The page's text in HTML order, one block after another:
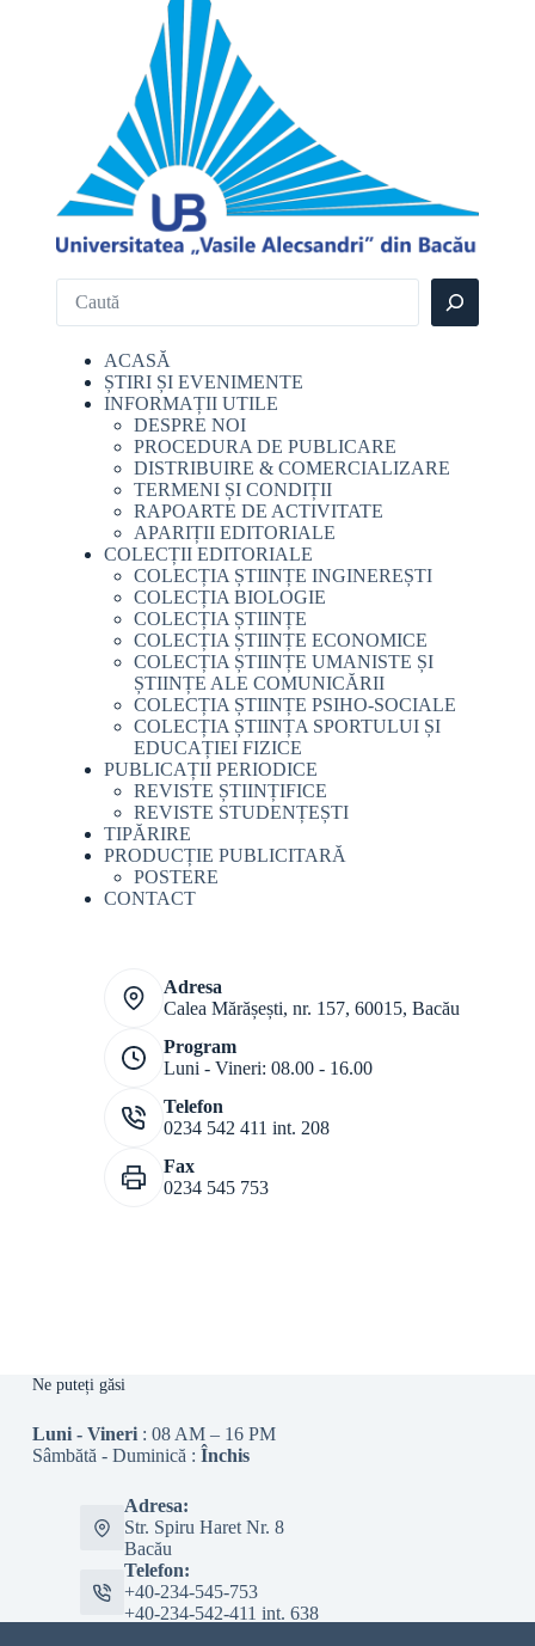
ACASĂ
ȘTIRI ȘI EVENIMENTE
INFORMAȚII UTILE
DESPRE NOI
PROCEDURA DE PUBLICARE
DISTRIBUIRE & COMERCIALIZARE
TERMENI ȘI CONDIȚII
RAPOARTE DE ACTIVITATE
APARIȚII EDITORIALE
COLECȚII EDITORIALE
COLECȚIA ȘTIINȚE INGINEREȘTI
COLECȚIA BIOLOGIE
COLECȚIA ȘTIINȚE
COLECȚIA ȘTIINȚE ECONOMICE
COLECȚIA ȘTIINȚE UMANISTE ȘI
ȘTIINȚE ALE COMUNICĂRII
COLECȚIA ȘTIINȚE PSIHO-SOCIALE
COLECȚIA ȘTIINȚA SPORTULUI ȘI
EDUCAȚIEI FIZICE
PUBLICAȚII PERIODICE
REVISTE ȘTIINȚIFICE
REVISTE STUDENȚEȘTI
TIPĂRIRE
PRODUCȚIE PUBLICITARĂ
POSTERE
CONTACT
Adresa
Calea Mărășești, nr. 157, 60015, Bacău
Program
Luni - Vineri: 08.00 - 16.00
Telefon
0234 542 411 int. 208
Fax
0234 545 753
Ne puteți găsi
Luni - Vineri: 08 AM – 16 PM
Sâmbătă - Duminică : Închis
Adresa:
Str. Spiru Haret Nr. 8
Bacău
Telefon:
+40-234-545-753
+40-234-542-411 int. 638